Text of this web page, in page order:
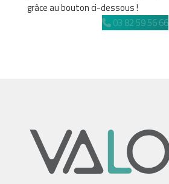
grâce au bouton ci-dessous !
03 82 59 56 66